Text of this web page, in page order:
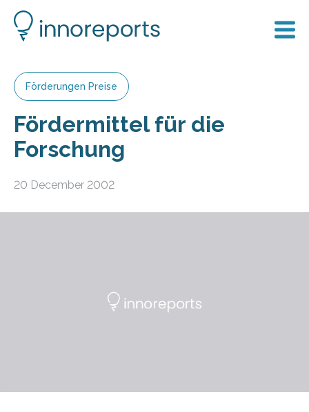
Förderungen Preise
Fördermittel für die
Forschung
20 December 2002